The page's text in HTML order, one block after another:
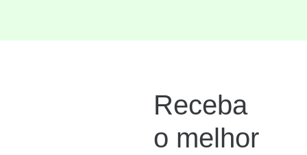
Receba
o melhor